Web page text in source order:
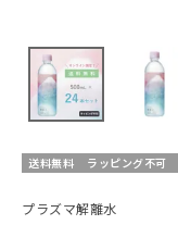
送料無料 ラッピング不可
プラズマ解離水